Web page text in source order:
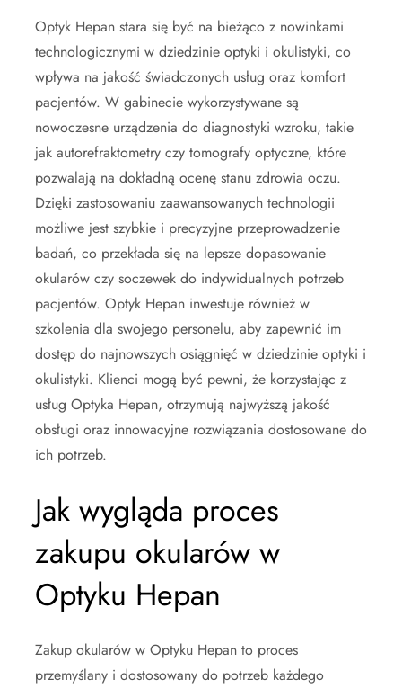
Optyk Hepan stara się być na bieżąco z nowinkami
technologicznymi w dziedzinie optyki i okulistyki, co
wpływa na jakość świadczonych usług oraz komfort
pacjentów. W gabinecie wykorzystywane są
nowoczesne urządzenia do diagnostyki wzroku, takie
jak autorefraktometry czy tomografy optyczne, które
pozwalają na dokładną ocenę stanu zdrowia oczu.
Dzięki zastosowaniu zaawansowanych technologii
możliwe jest szybkie i precyzyjne przeprowadzenie
badań, co przekłada się na lepsze dopasowanie
okularów czy soczewek do indywidualnych potrzeb
pacjentów. Optyk Hepan inwestuje również w
szkolenia dla swojego personelu, aby zapewnić im
dostęp do najnowszych osiągnięć w dziedzinie optyki i
okulistyki. Klienci mogą być pewni, że korzystając z
usług Optyka Hepan, otrzymują najwyższą jakość
obsługi oraz innowacyjne rozwiązania dostosowane do
ich potrzeb.
Jak wygląda proces
zakupu okularów w
Optyku Hepan
Zakup okularów w Optyku Hepan to proces
przemyślany i dostosowany do potrzeb każdego